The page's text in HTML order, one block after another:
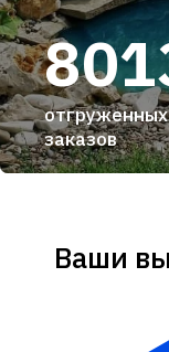
отгруженных
заказов
Ваши